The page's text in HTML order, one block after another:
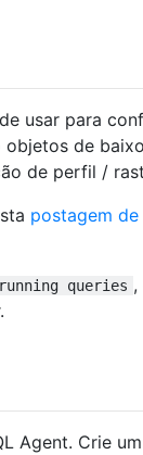
usar para
objetos de
de perfil /
postagem de
queries ,
Agent. Crie